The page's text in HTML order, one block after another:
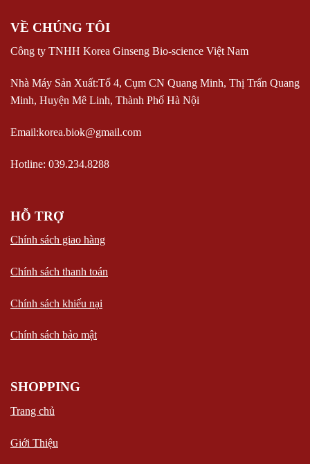
VỀ CHÚNG TÔI
Công ty TNHH Korea Ginseng Bio-science Việt Nam
Nhà Máy Sản Xuất:Tổ 4, Cụm CN Quang Minh, Thị Trấn Quang
Minh, Huyện Mê Linh, Thành Phố Hà Nội
Email:korea.biok@gmail.com
Hotline: 039.234.8288
HỖ TRỢ
Chính sách giao hàng
Chính sách thanh toán
Chính sách khiếu nại
Chính sách bảo mật
SHOPPING
Trang chủ
Giới Thiệu